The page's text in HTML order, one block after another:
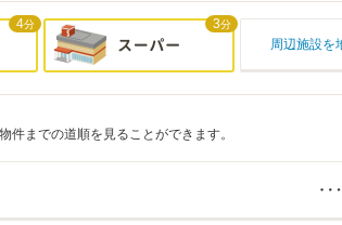
4分 3分
周辺施設を
件までの道順を見ることができます。